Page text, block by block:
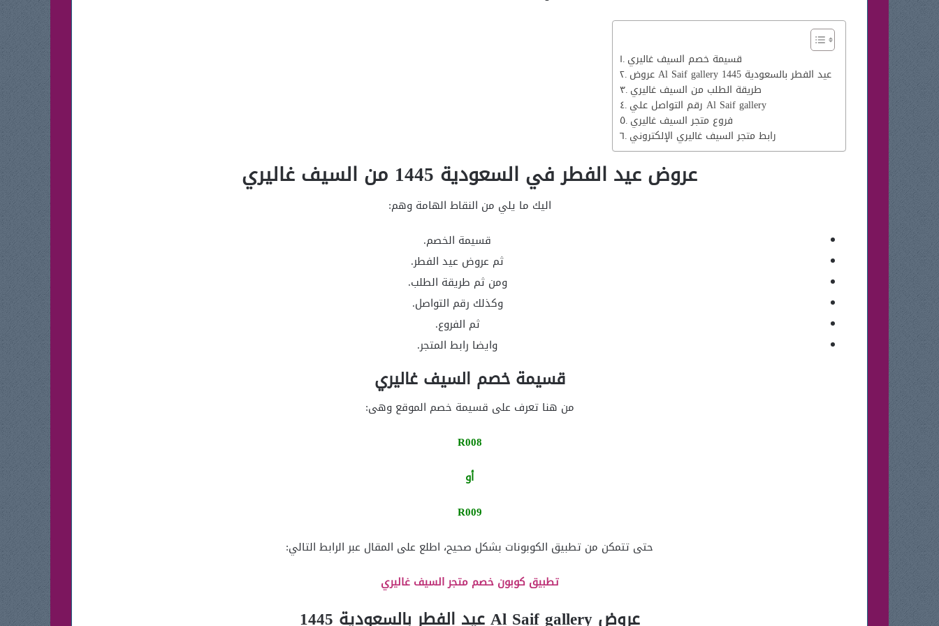
قسيمة خصم السيف غاليري
عروض Al Saif gallery عيد الفطر بالسعودية 1445
طريقة الطلب من السيف غاليري
رقم التواصل علي Al Saif gallery
فروع متجر السيف غاليري
رابط متجر السيف غاليري الإلكتروني
عروض عيد الفطر في السعودية 1445 من السيف غاليري
اليك ما يلي من النقاط الهامة وهم:
قسيمة الخصم.
ثم عروض عيد الفطر.
ومن ثم طريقة الطلب.
وكذلك رقم التواصل.
ثم الفروع.
وايضا رابط المتجر.
قسيمة خصم السيف غاليري
من هنا تعرف على قسيمة خصم الموقع وهى:
R008
أو
R009
حتى تتمكن من تطبيق الكوبونات بشكل صحيح، اطلع على المقال عبر الرابط التالي:
تطبيق كوبون خصم متجر السيف غاليري
عروض Al Saif gallery عيد الفطر بالسعودية 1445